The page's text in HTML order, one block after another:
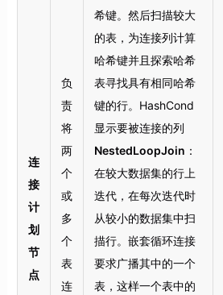
连
接
计
划
节
点
负
责
将
两
个
或
多
个
表
连
希键。然后扫描较大
的表，为连接列计算
哈希键并且探索哈希
表寻找具有相同哈希
键的行。HashCond
显示要被连接的列
NestedLoopJoin ：
在较大数据集的行上
迭代，在每次迭代时
从较小的数据集中扫
描行。嵌套循环连接
要求广播其中的一个
表，这样一个表中的